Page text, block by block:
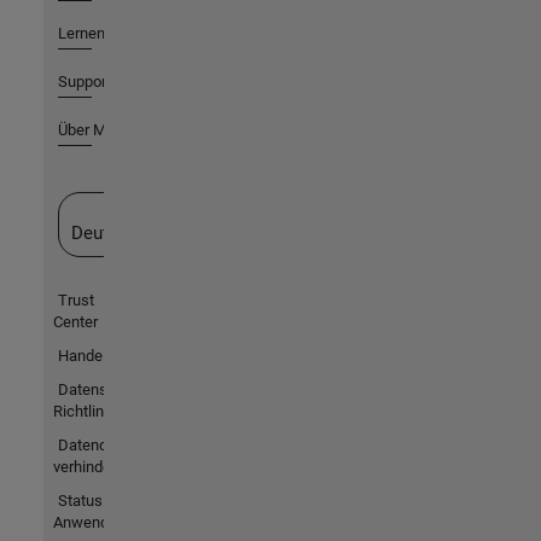
Lernen
Support
Über MathWorks
Deutschland
Trust
Center
Handelsmarken
Datenschutz-
Richtlinien
Datendiebstahl
verhindern
Status von
Anwendungen